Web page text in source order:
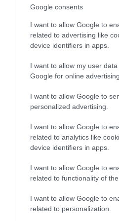
Google consents
I want to allow Google to
related to advertising like
device identifiers in apps.
I want to allow my user
Google for online
I want to allow Google to
personalized advertising.
I want to allow Google to
related to analytics like
device identifiers in apps.
I want to allow Google to
related to functionality of
I want to allow Google to
related to personalization.
Η ΣΤΗΛΗ ΜΑΣ
της
Οι άνθρωποι, οι